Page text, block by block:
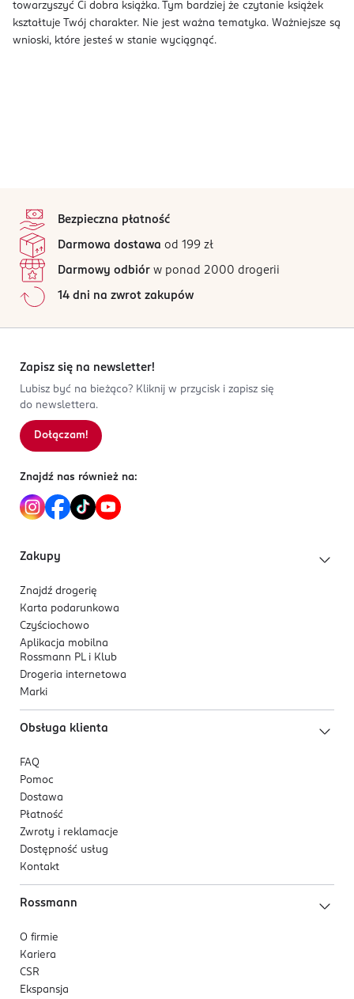
towarzyszyć Ci dobra książka. Tym bardziej że czytanie książek
kształtuje Twój charakter. Nie jest ważna tematyka. Ważniejsze są
wnioski, które jesteś w stanie wyciągnąć.
Bezpieczna płatność
Darmowa dostawa od 199 zł
Darmowy odbiór w ponad 2000 drogerii
14 dni na zwrot zakupów
Zapisz się na newsletter!
Lubisz być na bieżąco? Kliknij w przycisk i zapisz się
do newslettera.
Dołączam!
Znajdź nas również na:
Zakupy
Znajdź drogerię
Karta podarunkowa
Czyściochowo
Aplikacja mobilna
Rossmann PL i Klub
Drogeria internetowa
Marki
Obsługa klienta
FAQ
Pomoc
Dostawa
Płatność
Zwroty i reklamacje
Dostępność usług
Kontakt
Rossmann
O firmie
Kariera
CSR
Ekspansja